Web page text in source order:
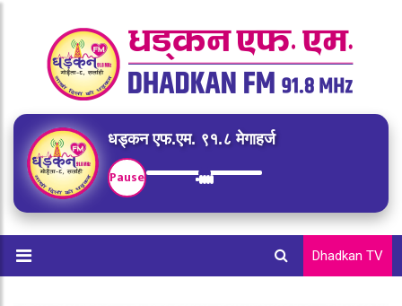
धड्कन एफ.एम. ९१.८ मेगाहर्ज
Pause
Dhadkan TV